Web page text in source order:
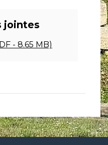
jointes
- 8.65 MB)